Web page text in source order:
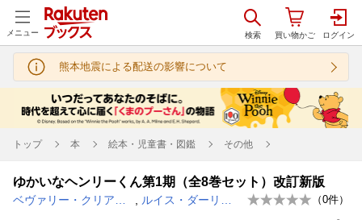
メニュー
熊本地震による配送の影響について
トップ 本 絵本・児童書・図鑑 その他
ゆかいなヘンリーくん第1期（全8巻セット）改訂新版
（0件）